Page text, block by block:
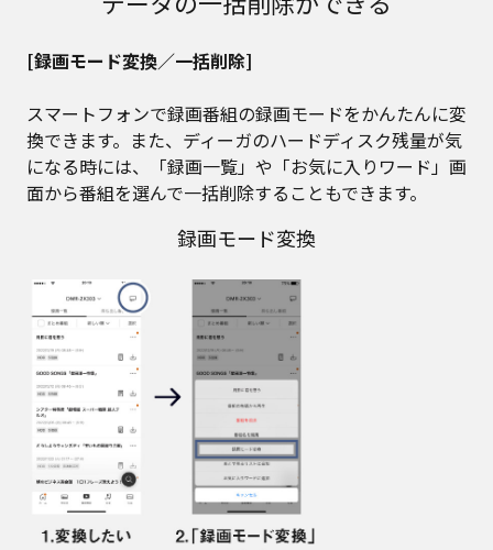
[録画モード変換／一括削除]
スマートフォンで録画番組の録画モードをかんたんに変
換できます。また、ディーガのハードディスク残量が気
になる時には、「録画一覧」や「お気に入りワード」画
面から番組を選んで一括削除することもできます。
録画モード変換